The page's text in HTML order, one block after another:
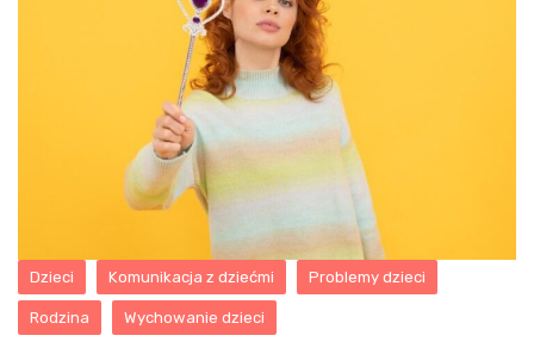
Dzieci Komunikacja z dziećmi Problemy dzieci
Rodzina Wychowanie dzieci